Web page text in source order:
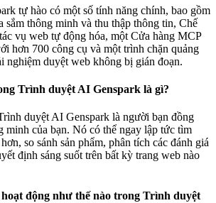
tự hào có một số tính năng chính, bao gồm
sắm thông minh và thu thập thông tin, Chế
vụ web tự động hóa, một Cửa hàng MCP
hơn 700 công cụ và một trình chặn quảng
nghiệm duyệt web không bị gián đoạn.
Trình duyệt AI Genspark là gì?
duyệt AI Genspark là người bạn đồng
minh của bạn. Nó có thể ngay lập tức tìm
so sánh sản phẩm, phân tích các đánh giá
định sáng suốt trên bất kỳ trang web nào
động như thế nào trong Trình duyệt